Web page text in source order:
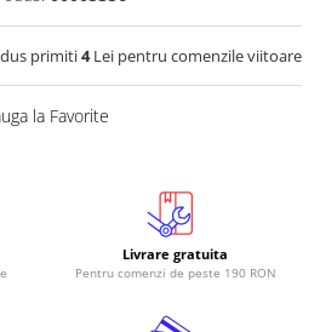
primiti4Lei pentru comenzile viitoare
la Favorite
Livrare gratuita
Pentru comenzi de peste 190 RON